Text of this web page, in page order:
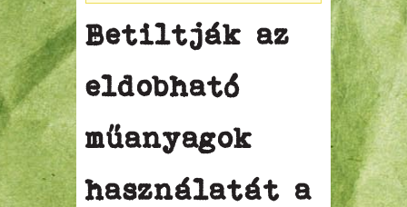
Betiltják az
eldobható
műanyagok
használatát a